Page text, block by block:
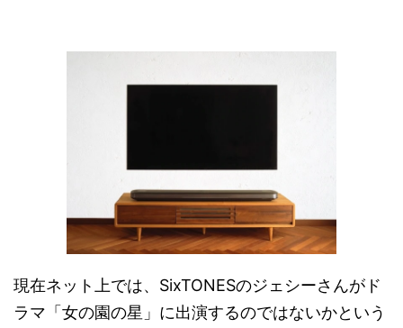
現在ネット上では、SixTONESのジェシーさんがド
ラマ「女の園の星」に出演するのではないかという